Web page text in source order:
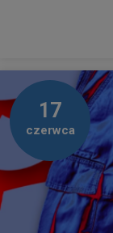
17
czerwca